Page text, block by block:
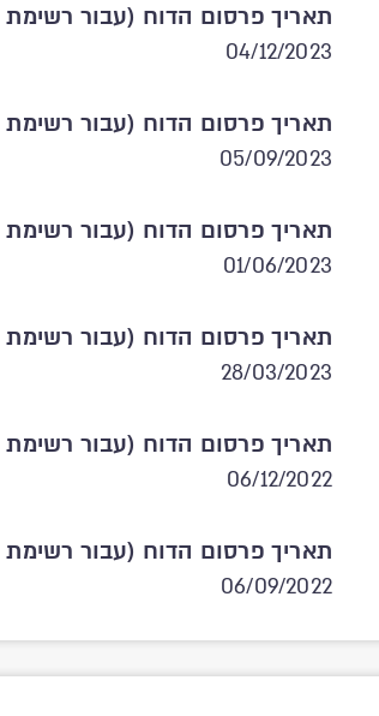
תאריך פרסום הדוח (עבור רשימת
04/12/2023
תאריך פרסום הדוח (עבור רשימת
05/09/2023
תאריך פרסום הדוח (עבור רשימת
01/06/2023
תאריך פרסום הדוח (עבור רשימת
28/03/2023
תאריך פרסום הדוח (עבור רשימת
06/12/2022
תאריך פרסום הדוח (עבור רשימת
06/09/2022